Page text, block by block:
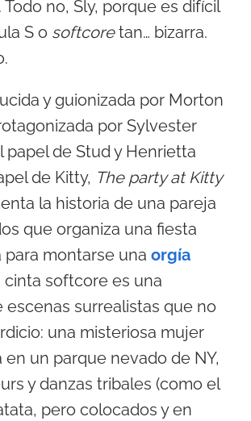
no, Sly, porque es difícil
S o softcoretan… bizarra.
y guionizada por Morton
por Sylvester
papel de Stud y Henrietta
de Kitty, The party at Kitty
la historia de una pareja
que organiza una fiesta
montarse una orgía
cinta softcore es una
escenas surrealistas que no
una misteriosa mujer
en un parque nevado de NY,
y danzas tribales (como el
pero colocados y en